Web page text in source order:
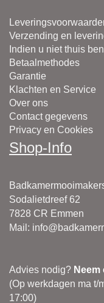
Verzending en
Indien u niet thuis
Betaalmethodes
Garantie
Klachten en Service
Over ons
Contact gegevens
Privacy en Cookies
Shop-Info
Sodalietdreef 62
7828 CR Emmen
Mail :
Advies nodig?
(Op werkdagen ma t/
17:00)